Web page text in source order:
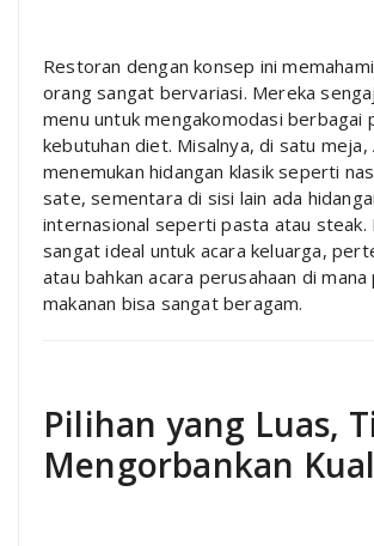
Restoran dengan konsep ini
orang sangat bervariasi. Mereka
menu untuk mengakomodasi berbagai
kebutuhan diet. Misalnya, di satu meja,
menemukan hidangan klasik seperti
sate, sementara di sisi lain ada
internasional seperti pasta atau steak.
sangat ideal untuk acara keluarga,
atau bahkan acara perusahaan di
makanan bisa sangat beragam.
Pilihan yang Luas,
Mengorbankan